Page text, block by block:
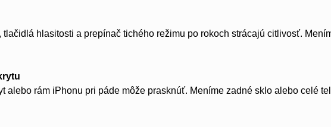
hlasitosti a prepínač tichého režimu po rokoch strácajú citlivosť.
alebo rám iPhonu pri páde môže prasknúť. Meníme zadné sklo alebo celé